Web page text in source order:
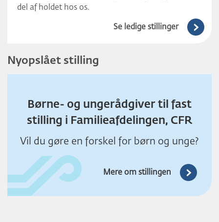
del af holdet hos os.
Se ledige stillinger
Nyopslået stilling
Børne- og ungerådgiver til fast
stilling i Familieafdelingen, CFR
Vil du gøre en forskel for børn og unge?
Mere om stillingen